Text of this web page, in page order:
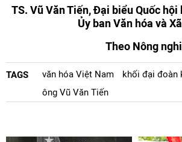
TS. Vũ Văn Tiến, Đại biểu Quốc hội
Ủy ban Văn hóa và
Theo Nông
TAGS văn hóa Việt Nam
khối đại đoàn
ông Vũ Văn Tiến